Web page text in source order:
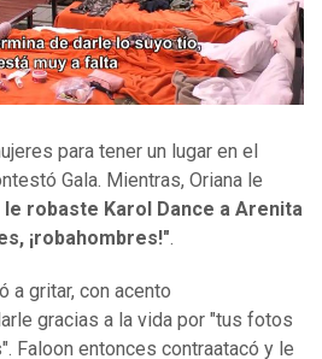
para tener un lugar en el
Gala. Mientras, Oriana le
le robaste Karol Dance a Arenita
¡robahombres!".
a gritar, con acento
gracias a la vida por "tus fotos
Faloon entonces contraatacó y le